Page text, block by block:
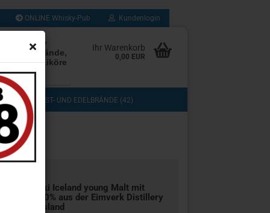
ONLINE Whisky-Pub Kundenlogin
Whisky
Edelbrände,
Cognac, Liköre
mehr
Ihr Warenkorb
0,00 EUR
OBST- UND EDELBRÄNDE (42)
(3)
(8)
Floki Ice­land young Malt mit
47,0% aus der Eim­verk Di­stil­le­ry
in Is­land